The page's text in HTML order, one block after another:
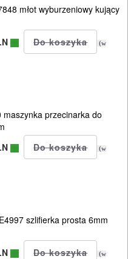
młot wyburzeniowy kujący
(w
maszynka przecinarka do
(w
szlifierka prosta 6mm
(w